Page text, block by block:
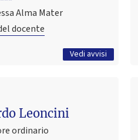
Alma Mater
docente
Vedi avvisi
Tutti gli avvisi
Leoncini
ordinario